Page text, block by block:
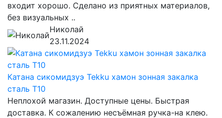
входит хорошо. Сделано из приятных материалов,
без визуальных ..
Николай
23.11.2024
Катана сикомидзуэ Tekku хамон зонная закалка
сталь T10
Неплохой магазин. Доступные цены. Быстрая
доставка. К сожалению несъёмная ручка-на клею.